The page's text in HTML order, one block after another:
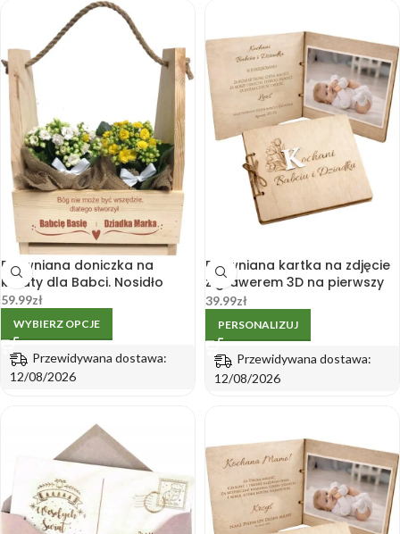
Drewniana doniczka na
kwiaty dla Babci. Nosidło
59.99zł
WYBIERZ OPCJE
Przewidywana dostawa:
12/08/2026
Drewniana kartka na zdjęcie
z grawerem 3D na pierwszy
Dzień Babci i Dziadka
39.99zł
PERSONALIZUJ
Przewidywana dostawa:
12/08/2026